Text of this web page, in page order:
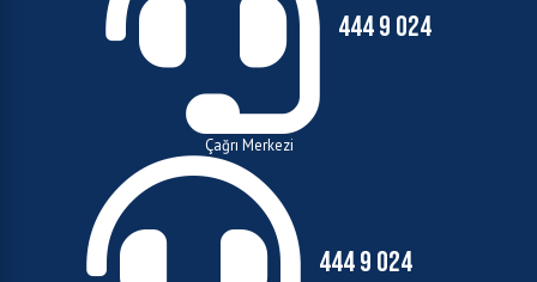
444 9 024
Çağrı Merkezi
444 9 024